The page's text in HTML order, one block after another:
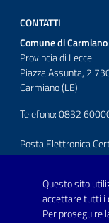
Questo sito
accettare tutti i
Per proseguire
CONTATTI
Comune di Carmiano
Provincia di Lecce
Piazza Assunta, 2
Carmiano (LE)
Telefono: 0832
Posta Elettronica
URP - Ufficio